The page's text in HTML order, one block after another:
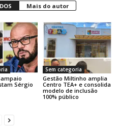
Mais do autor
Sérgio
Sem categoria
Gestão Miltinho amplia
Centro TEA+ e consolida
modelo de inclusão
100% público